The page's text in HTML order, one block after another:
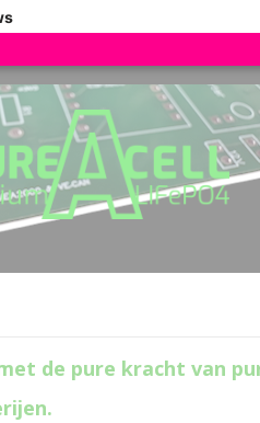
de pure kracht van